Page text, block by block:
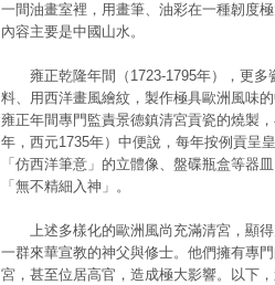
一間油畫室裡，用畫筆、油彩在一種韌度
內容主要是中國山水。
雍正乾隆年間（1723-1795年），更多
料、用西洋畫風繪紋，製作極具歐洲風味
雍正年間專門監責景德鎮清宮貢瓷的燒製
年，西元1735年）中便說，每年按例貢呈
「仿西洋筆意」的立體像、盤碟瓶盒等器
「無不精細入神」。
上述多樣化的歐洲風尚充滿清宮，顯得
一群來華宣教的神父與修士。他們擁有專
宮，甚至位居高官，造成極大影響。以下